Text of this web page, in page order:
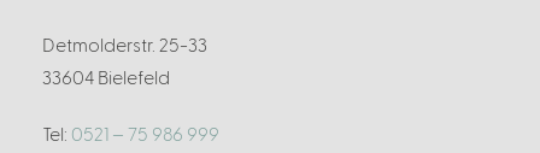
Detmolderstr. 25-33
33604 Bielefeld
Tel: 0521 – 75 986 999